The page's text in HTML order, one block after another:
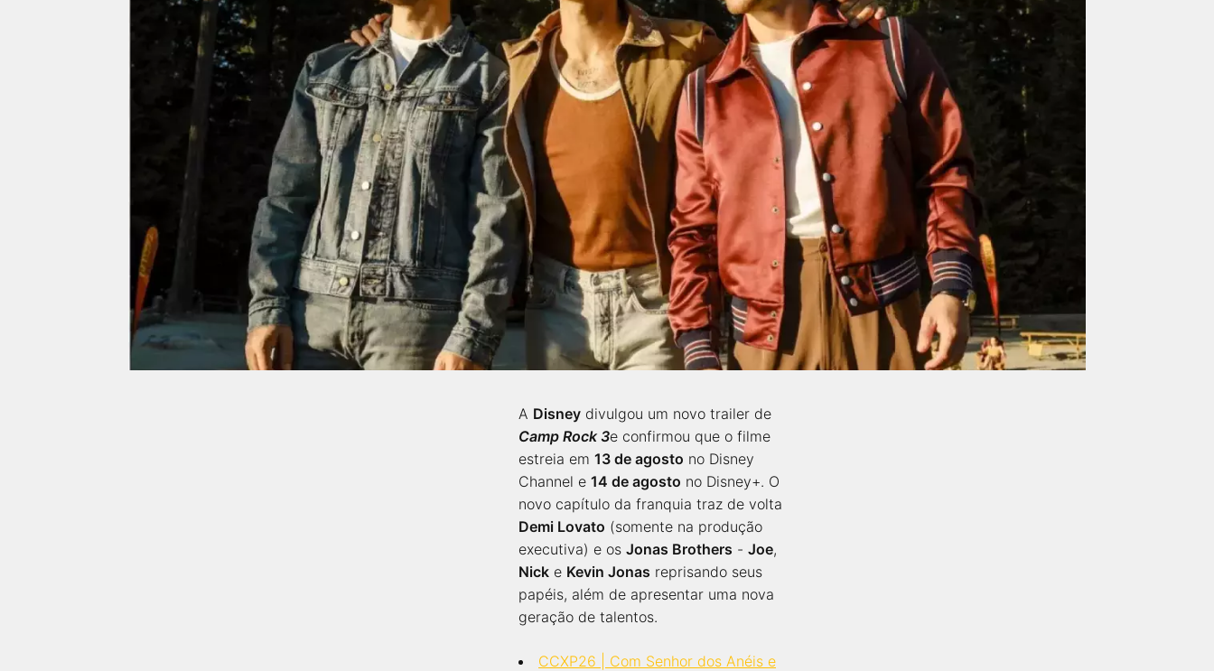
A Disney divulgou um novo trailer de
Camp Rock 3e confirmou que o filme
estreia em 13 de agosto no Disney
Channel e 14 de agosto no Disney+. O
novo capítulo da franquia traz de volta
Demi Lovato (somente na produção
executiva) e os Jonas Brothers - Joe,
Nick e Kevin Jonas reprisando seus
papéis, além de apresentar uma nova
geração de talentos.
CCXP26 | Com Senhor dos Anéis e
filmes e sessões de cinema no Brasil. Através dele,
você pode encontrar os filmes no cinema mais
próximos a você ou a qualquer cidade em território
brasileiro. Você pode também acessar informações
sobre cinemas, horários, assistir aos trailers e muito